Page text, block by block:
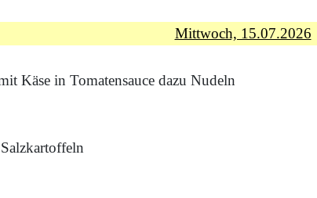
Mittwoch, 15.07.2026
Käse in Tomatensauce dazu Nudeln